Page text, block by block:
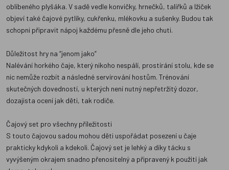
oblíbeného plyšáka. V sadě vedle konvičky, hrnečků, talířků a lžiček
objeví také čajové pytlíky, cukřenku, mlékovku a sušenky. Budou tak
schopni připravit nápoj každému přesně dle jeho chuti.
Důležitost hry na “jenom jako”
Nalévání horkého čaje, který nikoho nespálí, prostírání stolu, kde se
nic nemůže rozbít a následné servírování hostům. Trénování
skutečných dovedností, u kterých není nutný nepřetržitý dozor,
dozajista ocení jak děti, tak rodiče.
Čajový set pro všechny příležitosti
S touto čajovou sadou mohou děti uspořádat posezení u čaje
prakticky kdykoli a kdekoli. Čajový set je lehký a díky tácku s
vyvýšeným okrajem snadno přenositelný a připravený k použití jak